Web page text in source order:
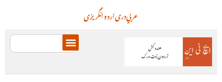
انگریزیاردودریعربي